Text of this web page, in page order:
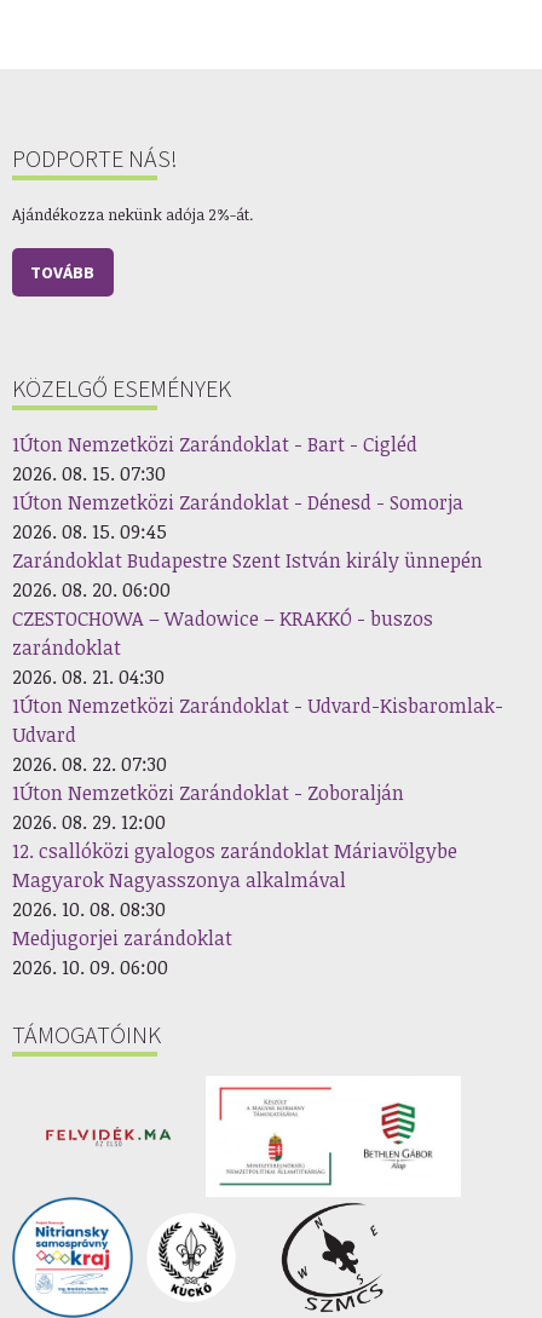
PODPORTE NÁS!
Ajándékozza nekünk adója 2%-át.
TOVÁBB
KÖZELGŐ ESEMÉNYEK
1Úton Nemzetközi Zarándoklat - Bart - Cigléd
2026. 08. 15. 07:30
1Úton Nemzetközi Zarándoklat - Dénesd - Somorja
2026. 08. 15. 09:45
Zarándoklat Budapestre Szent István király ünnepén
2026. 08. 20. 06:00
CZESTOCHOWA – Wadowice – KRAKKÓ - buszos
zarándoklat
2026. 08. 21. 04:30
1Úton Nemzetközi Zarándoklat - Udvard-Kisbaromlak-
Udvard
2026. 08. 22. 07:30
1Úton Nemzetközi Zarándoklat - Zoboralján
2026. 08. 29. 12:00
12. csallóközi gyalogos zarándoklat Máriavölgybe
Magyarok Nagyasszonya alkalmával
2026. 10. 08. 08:30
Medjugorjei zarándoklat
2026. 10. 09. 06:00
TÁMOGATÓINK